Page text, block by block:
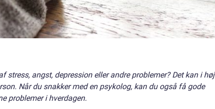
stress, angst, depression eller andre problemer? Det kan i høj
Når du snakker med en psykolog, kan du også få gode
problemer i hverdagen.